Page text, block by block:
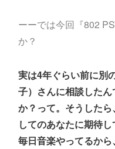
ーーでは今回『802
か？
実は4年ぐらい前に別
子）さんに相談した
か？って。そうした
してのあなたに期待
毎日音楽やってるか